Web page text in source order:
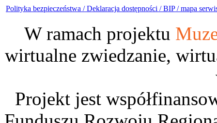
Polityka bezpieczeństwa /Deklaracja dostępności /BIP /mapa
W ramach projektu
wirtualne zwiedzanie,
Projekt jest